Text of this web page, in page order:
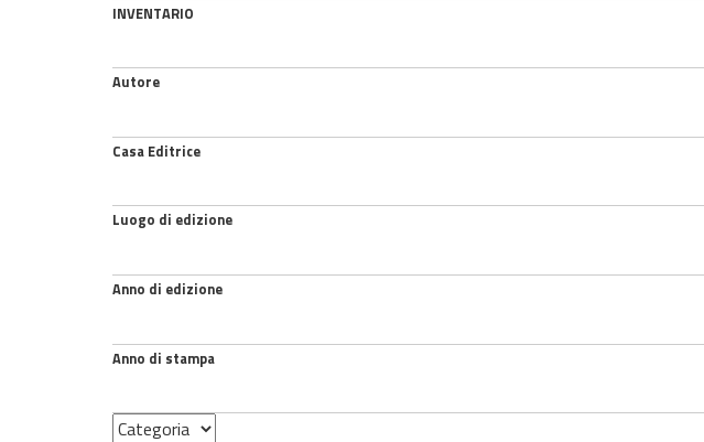
INVENTARIO
Autore
Casa Editrice
Luogo di edizione
Anno di edizione
Anno di stampa
Categoria